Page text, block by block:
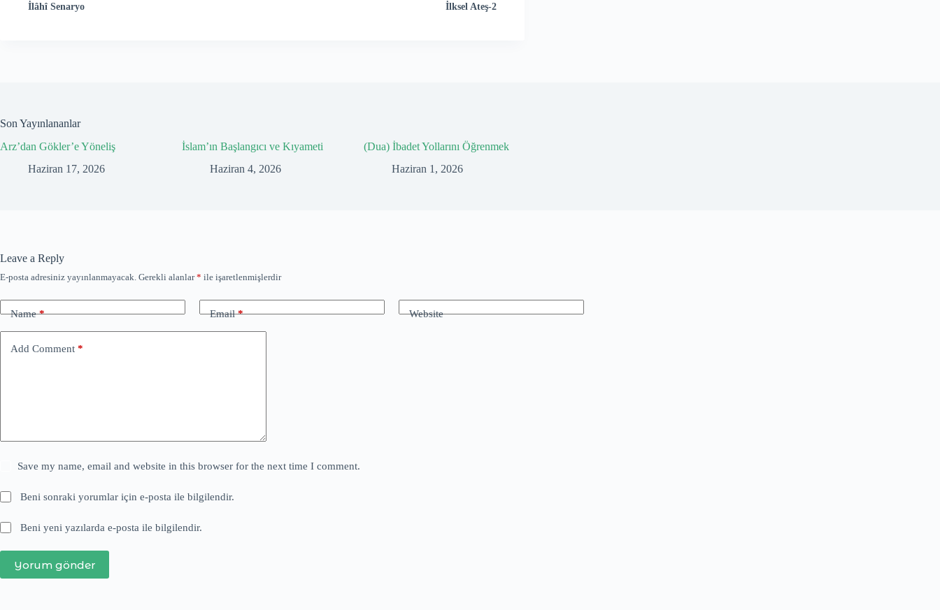
İlâhî Senaryo İlksel Ateş-2
Son Yayınlananlar
Arz’dan Gökler’e Yöneliş
Haziran 17, 2026
İslam’ın Başlangıcı ve Kıyameti
Haziran 4, 2026
(Dua) İbadet Yollarını Öğrenmek
Haziran 1, 2026
Leave a Reply
E-posta adresiniz yayınlanmayacak. Gerekli alanlar* ile işaretlenmişlerdir
Name* Email* Website
Add Comment *
Save my name, email and website in this browser for the next time I comment.
Beni sonraki yorumlar için e-posta ile bilgilendir.
Beni yeni yazılarda e-posta ile bilgilendir.
Yorum gönder